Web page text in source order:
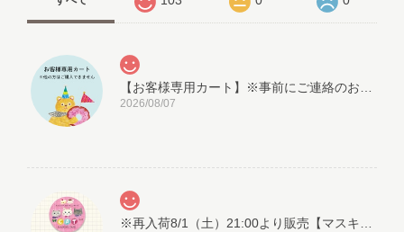
【お客様専用カート】※事前にご連絡のお客様用の追加購入対応カートです
2026/08/07
※再入荷8/1（土）21:00より販売【マスキングテープ】こぐまペーパーサーカス：ねこたちのおしゃべり（15mm幅）